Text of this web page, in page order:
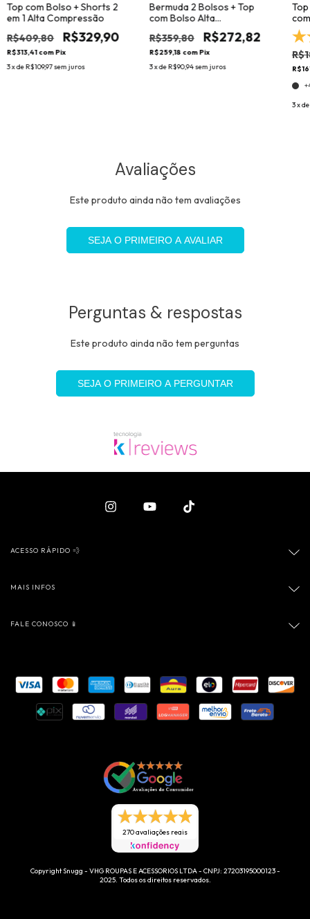
Top com Bolso + Shorts 2
em 1 Alta Compressão
R$409,80
R$329,90
R$313,41comPix
3x deR$109,97sem juros
Bermuda 2 Bolsos + Top
com Bolso Alta
R$359,80 R$272,82
R$259,18 comPix
3x deR$90,94sem juros
3x de
Avaliações
Este produto ainda não tem avaliações
SEJA O PRIMEIRO A AVALIAR
Perguntas & respostas
Este produto ainda não tem perguntas
SEJA O PRIMEIRO A PERGUNTAR
ACESSO RÁPIDO 💨
MAIS INFOS
FALE CONOSCO 📱
270 avaliações reais
Copyright Snugg - VHG ROUPAS E ACESSORIOS LTDA - CNPJ: 27203195000123 -
2025. Todos os direitos reservados.